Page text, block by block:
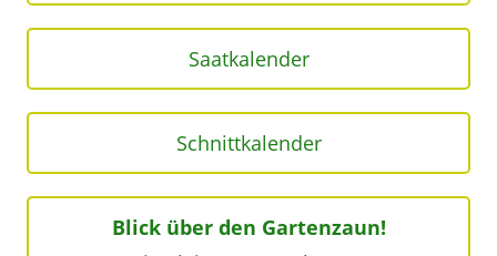
Saatkalender
Schnittkalender
Blick über den Gartenzaun!